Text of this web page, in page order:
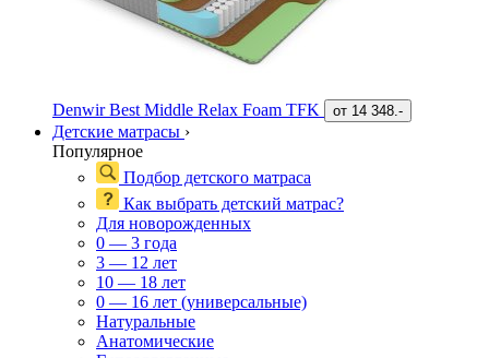
Denwir Best Middle Relax Foam TFK от 14 348.-
Детские матрасы ›
Популярное
Подбор детского матраса
Как выбрать детский матрас?
Для новорожденных
0 — 3 года
3 — 12 лет
10 — 18 лет
0 — 16 лет (универсальные)
Натуральные
Анатомические